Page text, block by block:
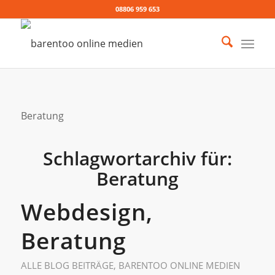
08806 959 653
Beratung
Schlagwortarchiv für:
Beratung
Webdesign,
Beratung
ALLE BLOG BEITRÄGE, BARENTOO ONLINE MEDIEN